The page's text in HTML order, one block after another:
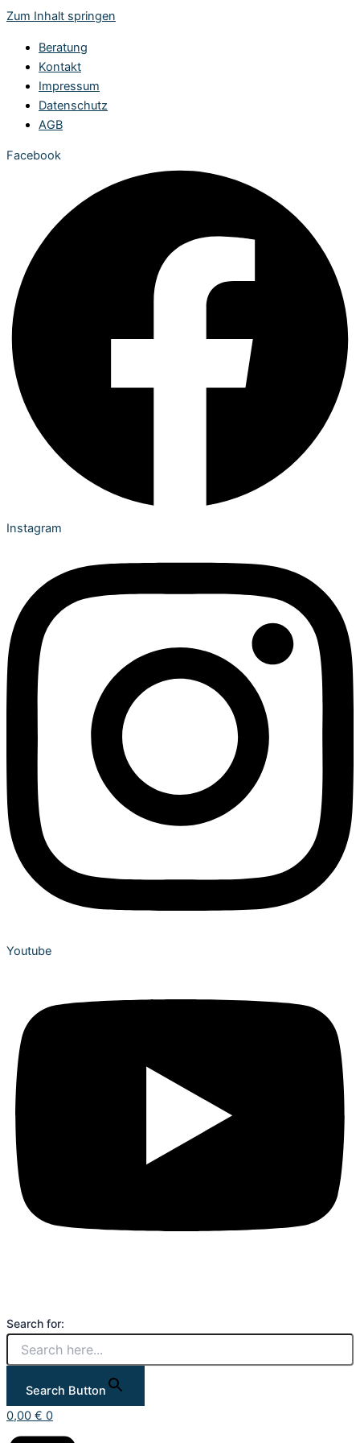
Zum Inhalt springen
Beratung
Kontakt
Impressum
Datenschutz
AGB
Facebook
Instagram
Youtube
Search for:
Search Button
0,00 € 0